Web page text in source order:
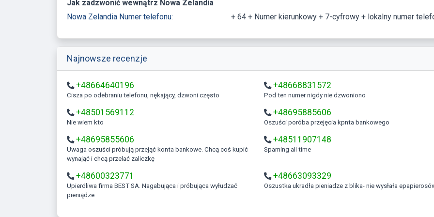
Jak zadzwonić wewnątrz Nowa Zelandia
Nowa Zelandia Numer telefonu:
+ 64 + Numer kierunkowy + 7-cyfrowy + lokalny numer
Najnowsze recenzje
+48664640196
Cisza po odebraniu telefonu, nękający, dzwoni często
+48668831572
Pod ten numer nigdy nie dzwoniono
+48501569112
Nie wiem kto
+48695885606
Oszuści poróba przejęcia kpnta bankowego
+48695855606
Uwaga oszuści próbują przejąć konta bankowe. Chcą coś kupić
wynająć i chcą przelać zaliczkę
+48511907148
Spaming all time
+48600323771
Upierdliwa firma BEST SA. Nagabująca i próbująca wyłudzać
pieniądze
+48663093329
Oszustka ukradła pieniadze z blika- nie wysłała